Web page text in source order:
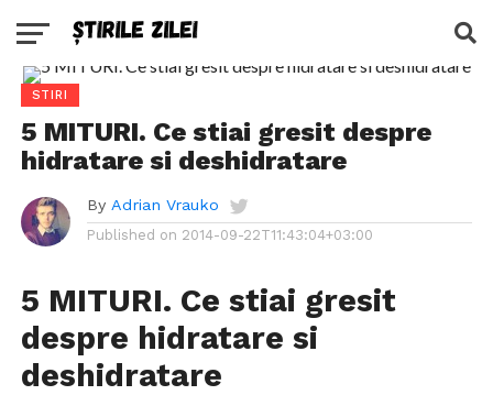
STIRI
5 MITURI. Ce stiai gresit despre
hidratare si deshidratare
By Adrian Vrauko
Published on 2014-09-22T11:43:04+03:00
5 MITURI. Ce stiai gresit
despre hidratare si
deshidratare